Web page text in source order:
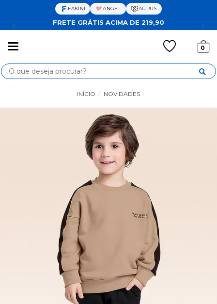
FAKINI ANGEL AURUS
FRETE GRÁTIS ACIMA DE 219,90
0
Busca
INÍCIO NOVIDADES